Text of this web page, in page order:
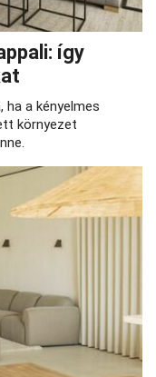
így
ha a kényelmes
környezet